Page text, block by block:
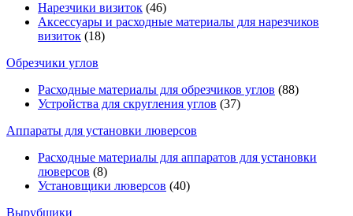
Нарезчики визиток (46)
Аксессуары и расходные материалы для нарезчиков
визиток (18)
Обрезчики углов
Расходные материалы для обрезчиков углов (88)
Устройства для скругления углов (37)
Аппараты для установки люверсов
Расходные материалы для аппаратов для установки
люверсов (8)
Установщики люверсов (40)
Вырубщики